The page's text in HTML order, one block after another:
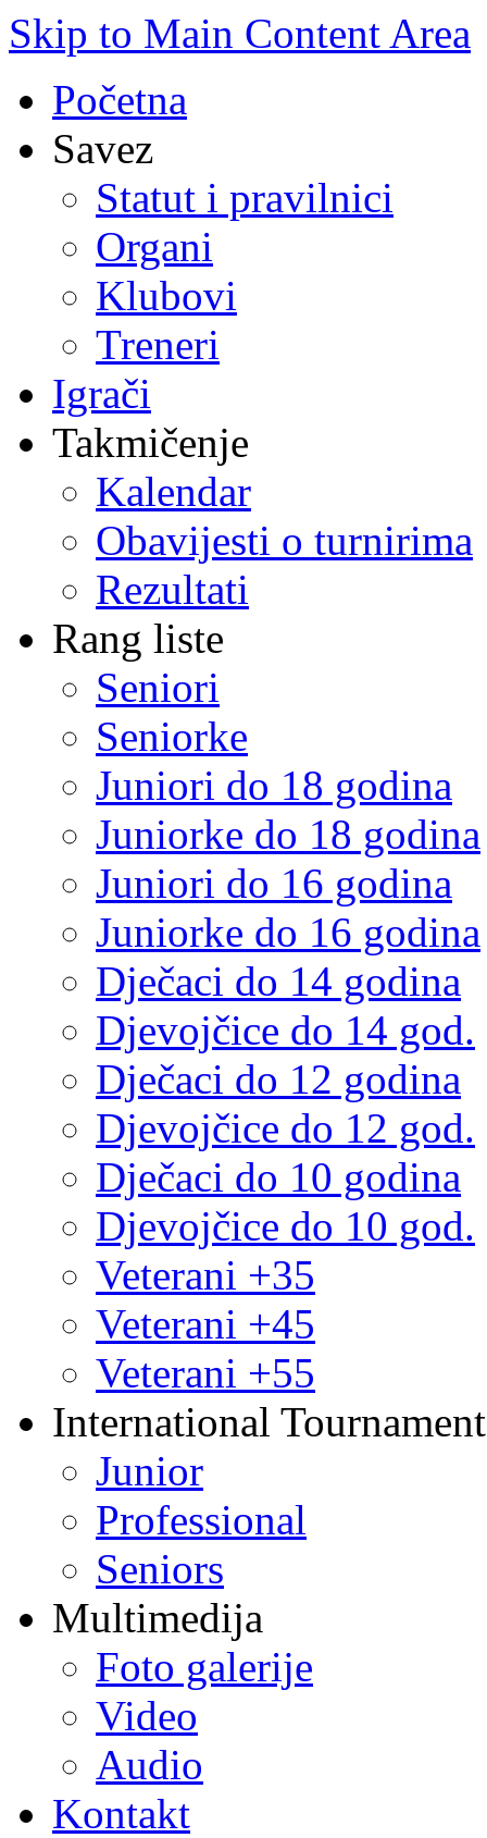
Skip to Main Content Area
Početna
Savez
Statut i pravilnici
Organi
Klubovi
Treneri
Igrači
Takmičenje
Kalendar
Obavijesti o turnirima
Rezultati
Rang liste
Seniori
Seniorke
Juniori do 18 godina
Juniorke do 18 godina
Juniori do 16 godina
Juniorke do 16 godina
Dječaci do 14 godina
Djevojčice do 14 god.
Dječaci do 12 godina
Djevojčice do 12 god.
Dječaci do 10 godina
Djevojčice do 10 god.
Veterani +35
Veterani +45
Veterani +55
International
Junior
Professional
Seniors
Multimedija
Foto galerije
Video
Audio
Kontakt